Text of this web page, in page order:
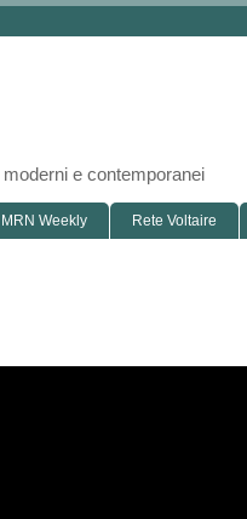
e contemporanei
MRN Weekly Rete Voltaire